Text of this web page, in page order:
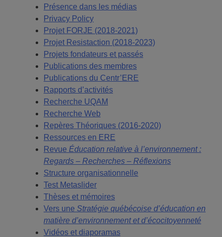
Présence dans les médias
Privacy Policy
Projet FORJE (2018-2021)
Projet Resistaction (2018-2023)
Projets fondateurs et passés
Publications des membres
Publications du Centr’ERE
Rapports d’activités
Recherche UQAM
Recherche Web
Repères Théoriques (2016-2020)
Ressources en ERE
Revue Éducation relative à l’environnement :
Regards – Recherches – Réflexions
Structure organisationnelle
Test Metaslider
Thèses et mémoires
Vers une Stratégie québécoise d’éducation en
matière d’environnement et d’écocitoyenneté
Vidéos et diaporamas